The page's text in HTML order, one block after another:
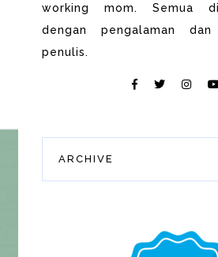
working mom. Semua
dengan pengalaman
penulis.
ARCHIVE